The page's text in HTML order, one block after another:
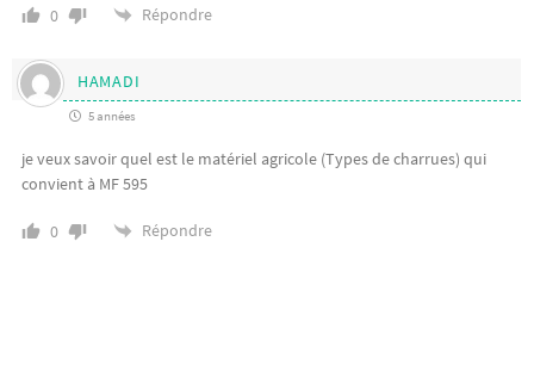
0 Répondre
HAMADI
5 années
je veux savoir quel est le matériel agricole (Types de charrues) qui
convient à MF 595
0 Répondre